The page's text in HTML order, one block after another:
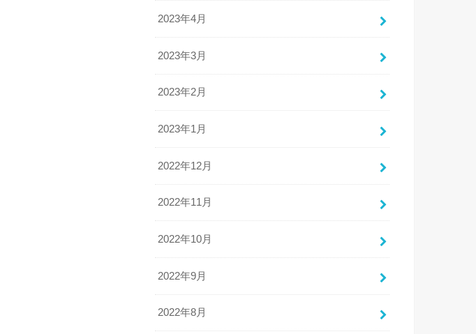
2023年4月
2023年3月
2023年2月
2023年1月
2022年12月
2022年11月
2022年10月
2022年9月
2022年8月